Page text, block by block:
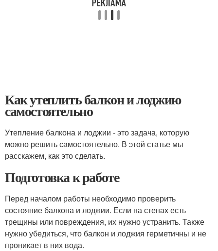
Как утеплить балкон и лоджию
самостоятельно
Утепление балкона и лоджии - это задача, которую
можно решить самостоятельно. В этой статье мы
расскажем, как это сделать.
Подготовка к работе
Перед началом работы необходимо проверить
состояние балкона и лоджии. Если на стенах есть
трещины или повреждения, их нужно устранить. Также
нужно убедиться, что балкон и лоджия герметичны и не
проникает в них вода.